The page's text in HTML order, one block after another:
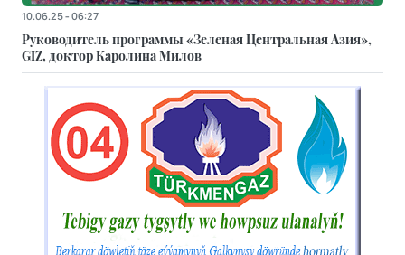
10.06.25 - 06:27
Руководитель программы «Зеленая Центральная Азия»,
GIZ, доктор Каролина Милов